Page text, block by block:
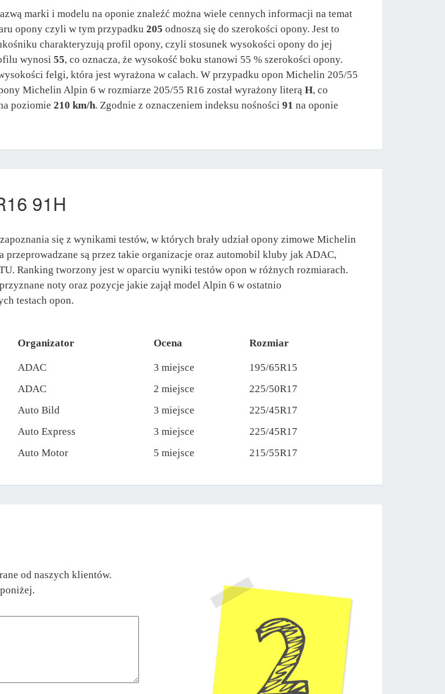
marki i modelu na oponie znaleźć można wiele cennych informacji na temat
opony czyli w tym przypadku 205 odnoszą się do szerokości opony. Jest to
charakteryzują profil opony, czyli stosunek wysokości opony do jej
wynosi 55, co oznacza, że wysokość boku stanowi 55 % szerokości opony.
felgi, która jest wyrażona w calach. W przypadku opon Michelin 205/55
Michelin Alpin 6 w rozmiarze 205/55 R16 został wyrażony literą H, co
poziomie 210 km/h. Zgodnie z oznaczeniem indeksu nośności 91 na oponie
91H
się z wynikami testów, w których brały udział opony zimowe Michelin
przeprowadzane są przez takie organizacje oraz automobil kluby jak ADAC,
Ranking tworzony jest w oparciu wyniki testów opon w różnych rozmiarach.
noty oraz pozycje jakie zajął model Alpin 6 w ostatnio
testach opon.
Organizator Ocena Rozmiar
ADAC 3 miejsce
195/65R15
ADAC 2 miejsce
225/50R17
Auto Bild 3 miejsce
225/45R17
Auto Express 3 miejsce
225/45R17
Auto Motor 5 miejsce 215/55R17
od naszych klientów.